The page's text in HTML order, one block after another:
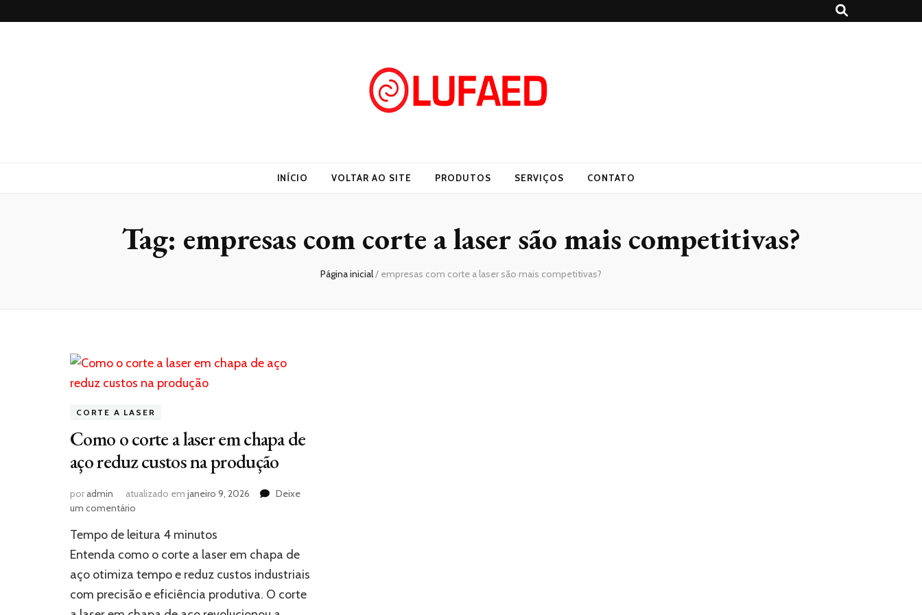
INÍCIO VOLTAR AO SITE PRODUTOS SERVIÇOS CONTATO
Tag: empresas com corte a laser são mais competitivas?
Página inicial/ empresas com corte a laser são mais competitivas?
CORTE A LASER
Como o corte a laser em chapa de
aço reduz custos na produção
poradmin atualizado em janeiro 9, 2026
Deixe
um comentário
o
corte
laser
em
chapa
Tempo de leitura 4 minutos
Entenda como o corte a laser em chapa de
aço otimiza tempo e reduz custos industriais
com precisão e eficiência produtiva. O corte